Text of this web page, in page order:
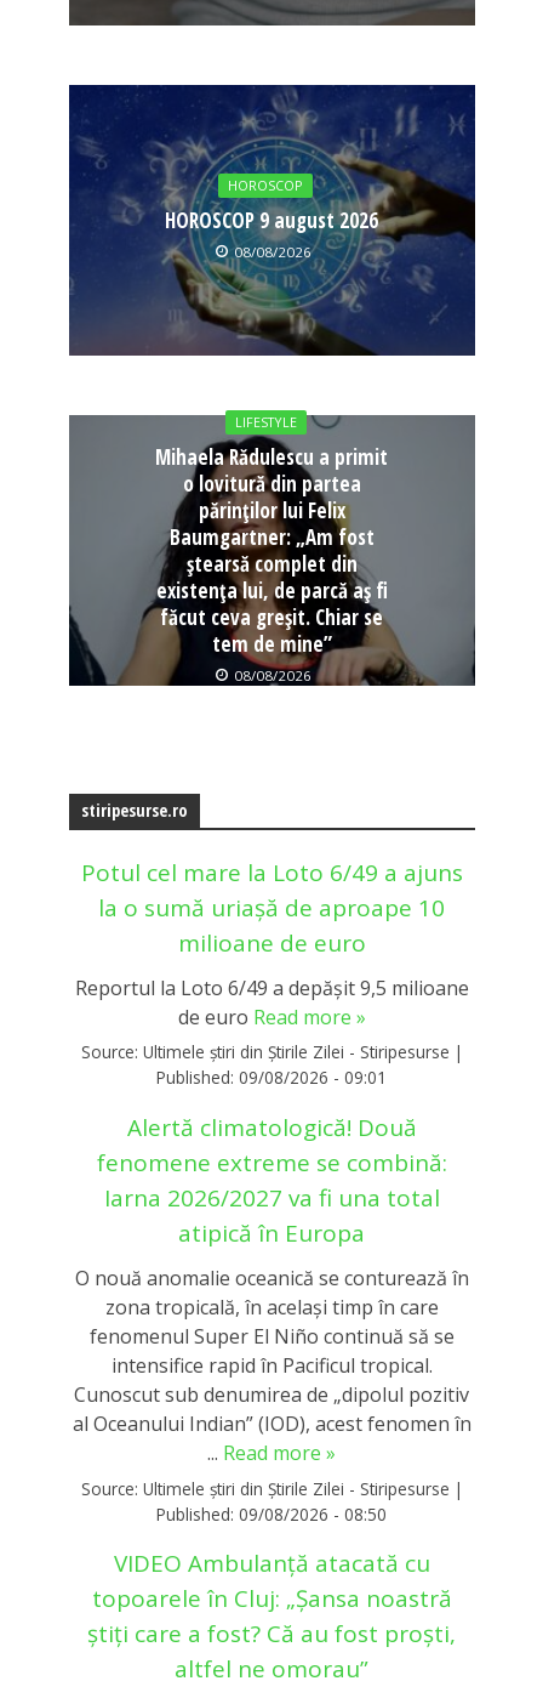
HOROSCOP
HOROSCOP 9 august 2026
08/08/2026
LIFESTYLE
Mihaela Rădulescu a primit
o lovitură din partea
părinților lui Felix
Baumgartner: „Am fost
ștearsă complet din
existența lui, de parcă aș fi
făcut ceva greșit. Chiar se
tem de mine”
08/08/2026
stiripesurse.ro
Potul cel mare la Loto 6/49 a ajuns
la o sumă uriașă de aproape 10
milioane de euro
Reportul la Loto 6/49 a depășit 9,5 milioane
de euro Read more »
Source: Ultimele știri din Știrile Zilei - Stiripesurse |
Published: 09/08/2026 - 09:01
Alertă climatologică! Două
fenomene extreme se combină:
Iarna 2026/2027 va fi una total
atipică în Europa
O nouă anomalie oceanică se conturează în
zona tropicală, în același timp în care
fenomenul Super El Niño continuă să se
intensifice rapid în Pacificul tropical.
Cunoscut sub denumirea de „dipolul pozitiv
al Oceanului Indian” (IOD), acest fenomen în
... Read more »
Source: Ultimele știri din Știrile Zilei - Stiripesurse |
Published: 09/08/2026 - 08:50
VIDEO Ambulanță atacată cu
topoarele în Cluj: „Șansa noastră
știți care a fost? Că au fost proști,
altfel ne omorau”